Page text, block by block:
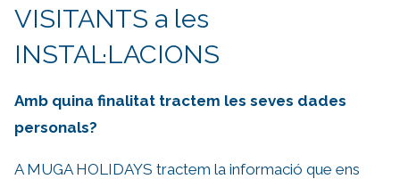
VISITANTS a les
INSTAL·LACIONS
Amb quina finalitat tractem les seves dades
personals?
A MUGA HOLIDAYS tractem la informació que ens